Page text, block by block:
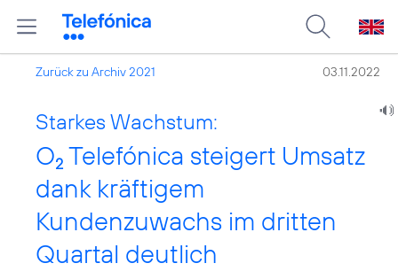
Zurück zu Archiv 2021 03.11.2022
Starkes Wachstum:
O2 Telefónica steigert Umsatz
dank kräftigem
Kundenzuwachs im dritten
Quartal deutlich